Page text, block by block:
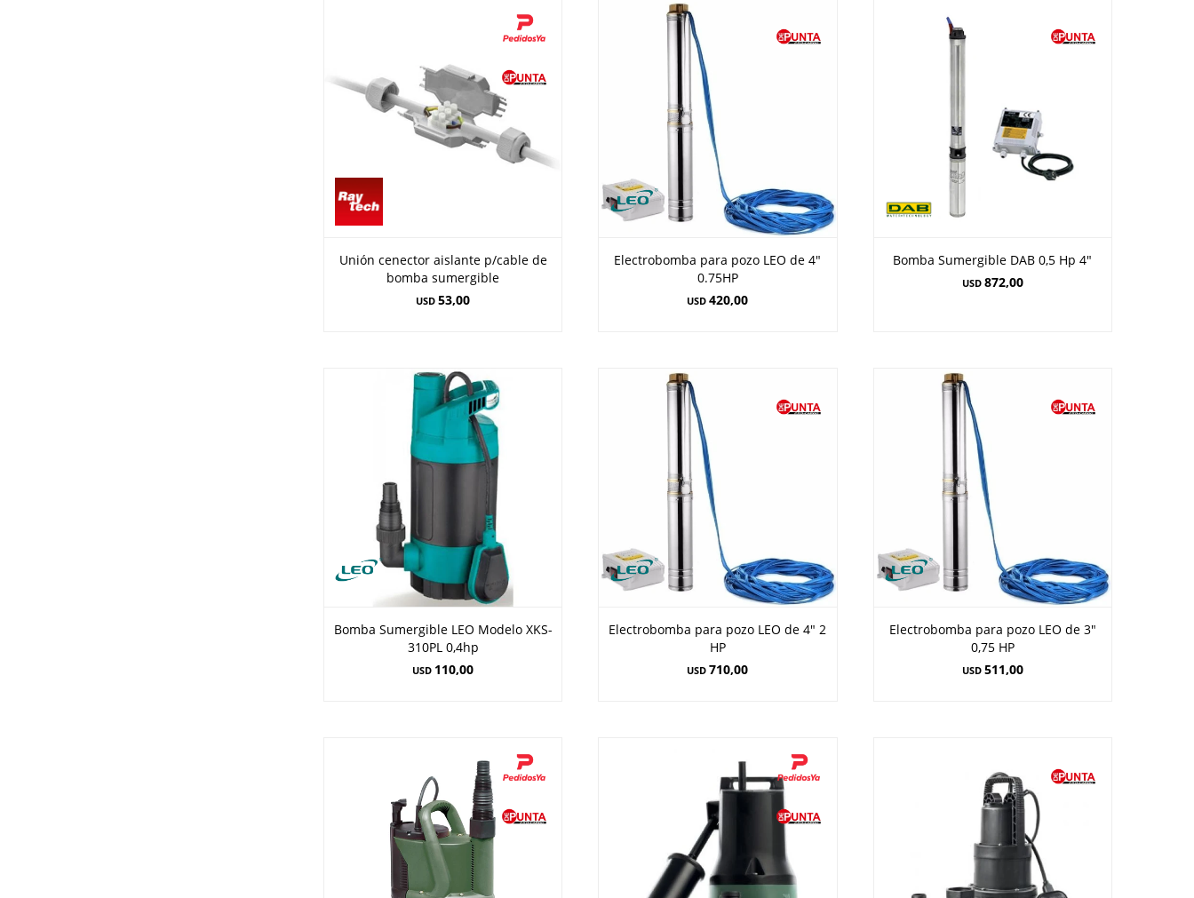
Unión cenector aislante p/cable de
bomba sumergible
USD 53,00
Electrobomba para pozo LEO de 4"
0.75HP
USD 420,00
Bomba Sumergible DAB 0,5 Hp 4"
USD 872,00
Bomba Sumergible LEO Modelo XKS-
310PL 0,4hp
USD 110,00
Electrobomba para pozo LEO de 4" 2
HP
USD 710,00
Electrobomba para pozo LEO de 3"
0,75 HP
USD 511,00